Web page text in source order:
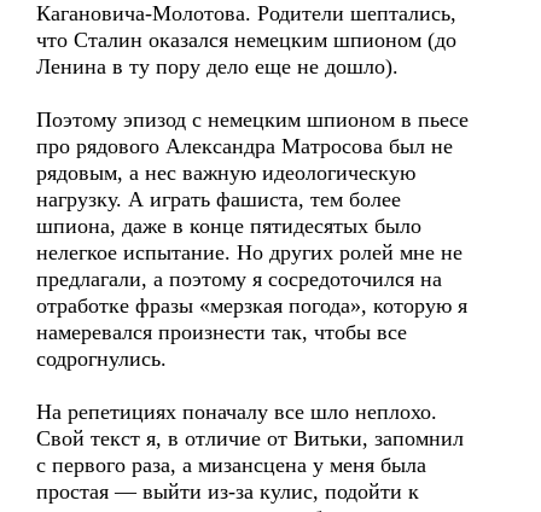
Кагановича-Молотова. Родители шептались,
что Сталин оказался немецким шпионом (до
Ленина в ту пору дело еще не дошло).
Поэтому эпизод с немецким шпионом в пьесе
про рядового Александра Матросова был не
рядовым, а нес важную идеологическую
нагрузку. А играть фашиста, тем более
шпиона, даже в конце пятидесятых было
нелегкое испытание. Но других ролей мне не
предлагали, а поэтому я сосредоточился на
отработке фразы «мерзкая погода», которую я
намеревался произнести так, чтобы все
содрогнулись.
На репетициях поначалу все шло неплохо.
Свой текст я, в отличие от Витьки, запомнил
с первого раза, а мизансцена у меня была
простая — выйти из-за кулис, подойти к